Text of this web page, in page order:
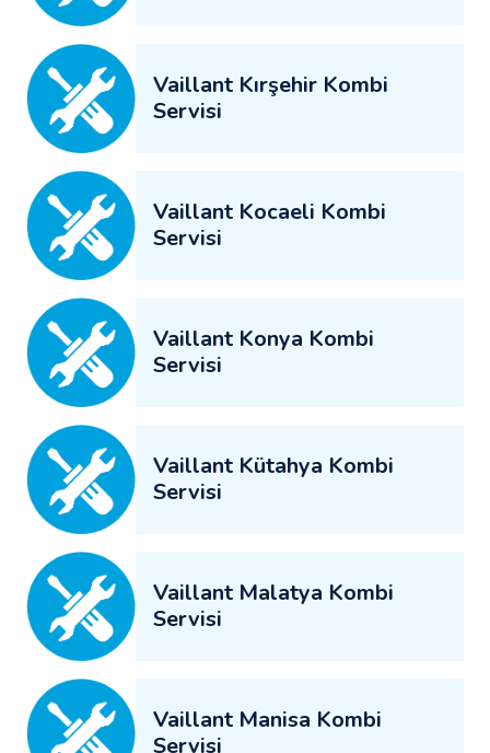
Vaillant Kırşehir Kombi
Servisi
Vaillant Kocaeli Kombi
Servisi
Vaillant Konya Kombi
Servisi
Vaillant Kütahya Kombi
Servisi
Vaillant Malatya Kombi
Servisi
Vaillant Manisa Kombi
Servisi